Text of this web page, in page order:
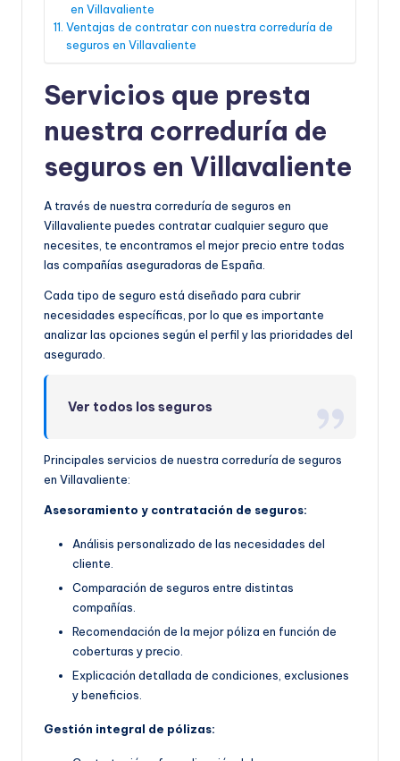
en Villavaliente
Ventajas de contratar con nuestra correduría de
seguros en Villavaliente
Servicios que presta
nuestra correduría de
seguros en Villavaliente
A través de nuestra correduría de seguros en
Villavaliente puedes contratar cualquier seguro que
necesites, te encontramos el mejor precio entre todas
las compañías aseguradoras de España.
Cada tipo de seguro está diseñado para cubrir
necesidades específicas, por lo que es importante
analizar las opciones según el perfil y las prioridades del
asegurado.
Ver todos los seguros
Principales servicios de nuestra correduría de seguros
en Villavaliente:
Asesoramiento y contratación de seguros:
Análisis personalizado de las necesidades del
cliente.
Comparación de seguros entre distintas
compañías.
Recomendación de la mejor póliza en función de
coberturas y precio.
Explicación detallada de condiciones, exclusiones
y beneficios.
Gestión integral de pólizas: